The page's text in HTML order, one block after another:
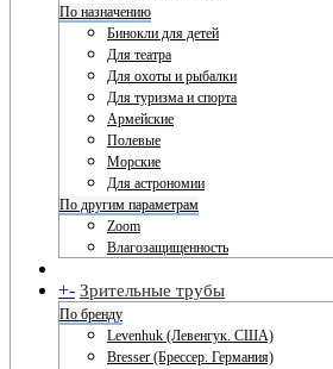
По назначению
Бинокли для детей
Для театра
Для охоты и рыбалки
Для туризма и спорта
Армейские
Полевые
Морские
Для астрономии
По другим параметрам
Zoom
Влагозащищенность
+- Зрительные трубы
По бренду
Levenhuk (Левенгук. США)
Bresser (Брессер. Германия)